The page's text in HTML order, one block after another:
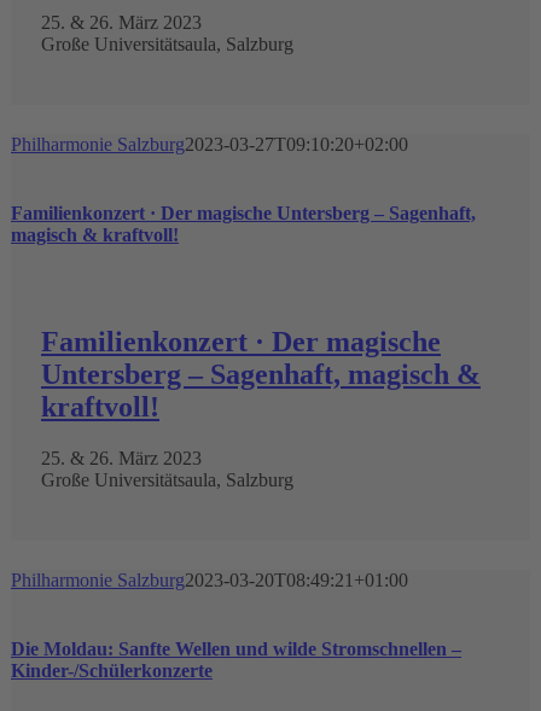
25. & 26. März 2023
Große Universitätsaula, Salzburg
Philharmonie Salzburg2023-03-27T09:10:20+02:00
Familienkonzert · Der magische Untersberg – Sagenhaft,
magisch & kraftvoll!
Familienkonzert · Der magische
Untersberg – Sagenhaft, magisch &
kraftvoll!
25. & 26. März 2023
Große Universitätsaula, Salzburg
Philharmonie Salzburg2023-03-20T08:49:21+01:00
Die Moldau: Sanfte Wellen und wilde Stromschnellen –
Kinder-/Schülerkonzerte